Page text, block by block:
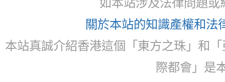
如本站涉及法律問題
關於本站的知識產權和法
本站真誠介紹香港這個「東方之珠」和
際都會」是